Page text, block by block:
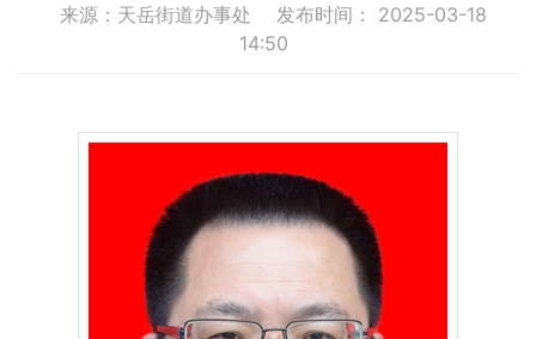
来源：天岳街道办事处
发布时间： 2025-03-18
14:50